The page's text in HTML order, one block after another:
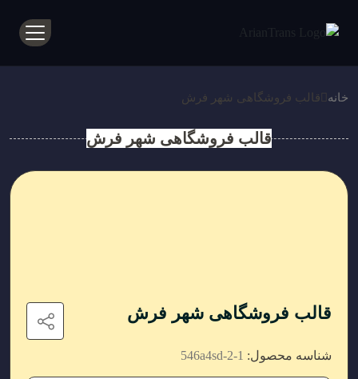
خانه قالب فروشگاهی شهر فرش
قالب فروشگاهی شهر فرش
قالب فروشگاهی شهر فرش
شناسه محصول: 546a4sd-2-1